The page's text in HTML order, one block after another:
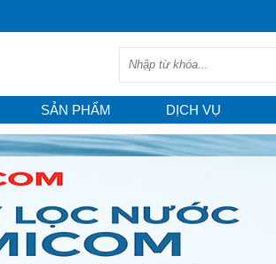
SẢN PHẨM DỊCH VỤ